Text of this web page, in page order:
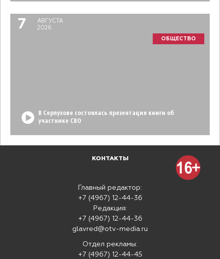
7
АВГУСТА
2026
ОБЩЕСТВО
В Серпухове состоялась презентация книги об
участнике СВО
КОНТАКТЫ
Главный редактор:
+7 (4967) 12-44-36
Редакция:
+7 (4967) 12-44-36
glavred@otv-media.ru
Отдел рекламы:
+7 (4967) 12-44-45